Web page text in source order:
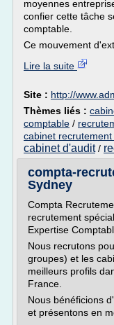
moyennes
confier cette tâche
comptable.
Ce mouvement
Lire la suite
Site : http://
Thèmes liés :
comptable /
cabinet
cabinet d'audit/
compta-
Sydney
Compta
recrutement
Expertise
Nous recrutons
groupes) et les
meilleurs profils
France.
Nous bénéficions
et présentons en